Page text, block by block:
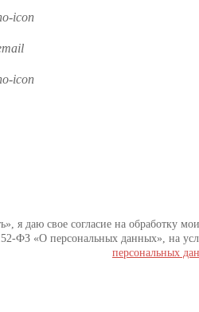
icon
icon
я даю свое согласие на обработку
ФЗ «О персональных данных», на
персональных